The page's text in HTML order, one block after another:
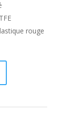
rouge